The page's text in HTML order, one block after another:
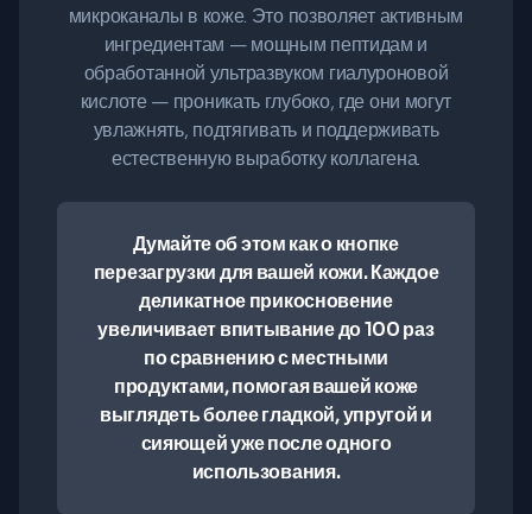
микроканалы в коже. Это позволяет активным
ингредиентам — мощным пептидам и
обработанной ультразвуком гиалуроновой
кислоте — проникать глубоко, где они могут
увлажнять, подтягивать и поддерживать
естественную выработку коллагена.
Думайте об этом как о кнопке
перезагрузки для вашей кожи. Каждое
деликатное прикосновение
увеличивает впитывание до 100 раз
по сравнению с местными
продуктами, помогая вашей коже
выглядеть более гладкой, упругой и
сияющей уже после одного
использования.